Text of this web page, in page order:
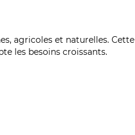
agricoles et naturelles. Cette
les besoins croissants.